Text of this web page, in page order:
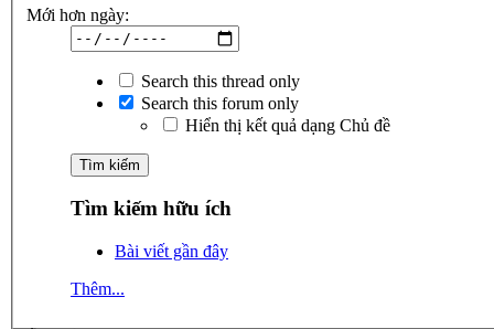
Mới hơn ngày:
Search this thread only
Search this forum only
Hiển thị kết quả dạng Chủ đề
Tìm kiếm hữu ích
Bài viết gần đây
Thêm...